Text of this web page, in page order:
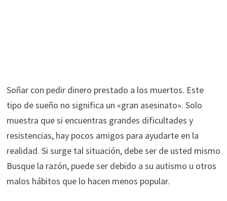
Soñar con pedir dinero prestado a los muertos. Este
tipo de sueño no significa un «gran asesinato». Solo
muestra que si encuentras grandes dificultades y
resistencias, hay pocos amigos para ayudarte en la
realidad. Si surge tal situación, debe ser de usted mismo
Busque la razón, puede ser debido a su autismo u otros
malos hábitos que lo hacen menos popular.